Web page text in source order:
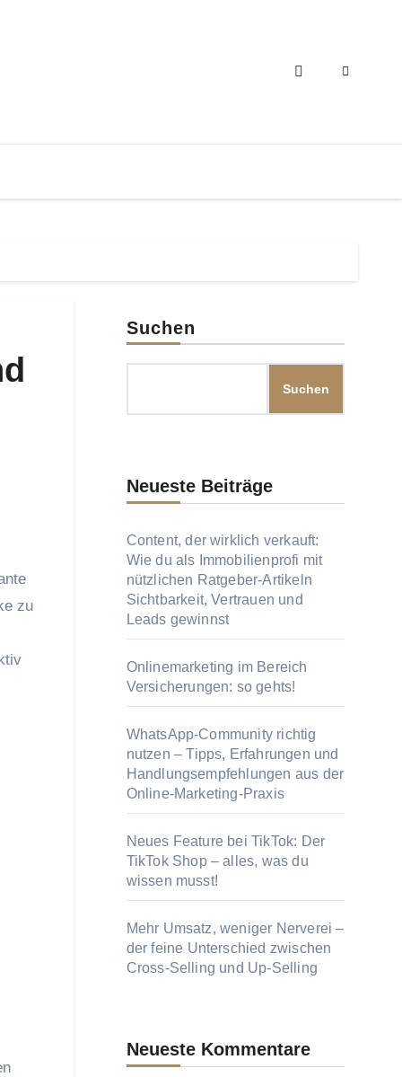
zu
Suchen
Suchen
Neueste Beiträge
Content, der wirklich verkauft:
Wie du als Immobilienprofi mit
nützlichen Ratgeber-Artikeln
Sichtbarkeit, Vertrauen und
Leads gewinnst
Onlinemarketing im Bereich
Versicherungen: so gehts!
WhatsApp-Community richtig
nutzen – Tipps, Erfahrungen und
Handlungsempfehlungen aus der
Online-Marketing-Praxis
Neues Feature bei TikTok: Der
TikTok Shop – alles, was du
wissen musst!
Mehr Umsatz, weniger Nerverei –
der feine Unterschied zwischen
Cross-Selling und Up-Selling
Neueste Kommentare